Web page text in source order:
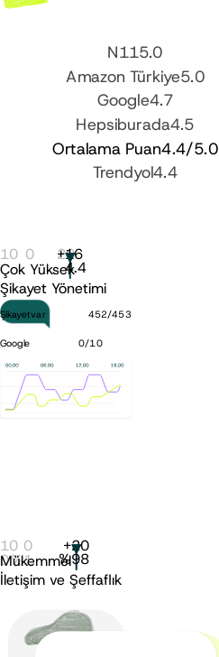
N115.0
Amazon Türkiye5.0
Google4.7
Hepsiburada4.5
Ortalama Puan4.4/5.0
Trendyol4.4
10 0 20
+16
4.4
Çok Yüksek
Şikayet Yönetimi
Şikayetvar 452/453
Google 0/10
10 0 +20
%98
0%1
Mükemmel
İletişim ve Şeffaflık